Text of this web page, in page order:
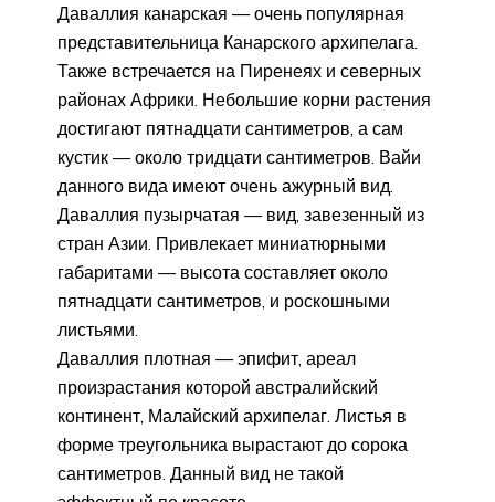
Даваллия канарская — очень популярная
представительница Канарского архипелага.
Также встречается на Пиренеях и северных
районах Африки. Небольшие корни растения
достигают пятнадцати сантиметров, а сам
кустик — около тридцати сантиметров. Вайи
данного вида имеют очень ажурный вид.
Даваллия пузырчатая — вид, завезенный из
стран Азии. Привлекает миниатюрными
габаритами — высота составляет около
пятнадцати сантиметров, и роскошными
листьями.
Даваллия плотная — эпифит, ареал
произрастания которой австралийский
континент, Малайский архипелаг. Листья в
форме треугольника вырастают до сорока
сантиметров. Данный вид не такой